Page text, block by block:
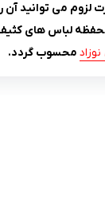
لزوم می توانید آن
لباس های کثیف
محسوب گردد.